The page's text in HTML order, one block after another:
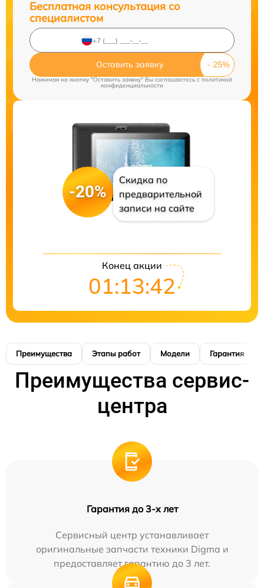
Бесплатная консультация со
специалистом
Оставить заявку
Нажимая на кнопку "Оставить заявку" Вы соглашаетесь c политикой
конфиденциальности
-20%
Скидка по
предварительной
записи на сайте
Конец акции
01:13:41
Преимущества Этапы работ Модели Гарантия
Преимущества сервис-
центра
Гарантия до 3-х лет
Сервисный центр устанавливает
оригинальные запчасти техники Digma и
предоставляет гарантию до 3 лет.